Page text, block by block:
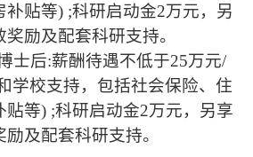
补贴等) ;科研启动金2万元，另
励及配套科研支持。
士后:薪酬待遇不低于25万元/
学校支持，包括社会保险、住
贴等) ;科研启动金2万元，另享
及配套科研支持。